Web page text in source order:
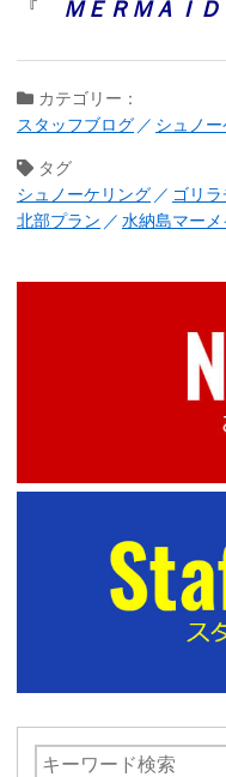
『 ＭＥＲＭＡＩＤ
カテゴリー：
スタッフブログ
シュノ
タグ
シュノーケリング
ゴリ
北部プラン
水納島マーメ